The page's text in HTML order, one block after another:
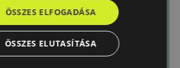
ÖSSZES ELFOGADÁSA
ÖSSZES ELUTASÍTÁSA